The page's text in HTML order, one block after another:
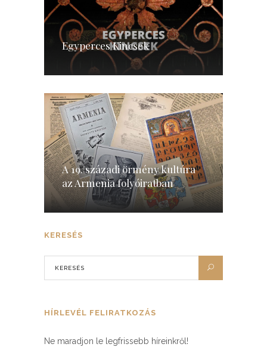
Egyperces Kincsek
A 19. századi örmény kultúra
az Armenia folyóiratban
KERESÉS
HÍRLEVÉL FELIRATKOZÁS
Ne maradjon le legfrissebb híreinkről!